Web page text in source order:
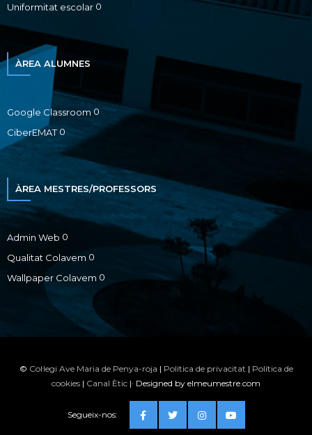
Uniformitat escolar 0
ÀREA ALUMNES
Google Classroom 0
CiberEMAT0
ÀREA MESTRES/PROFESSORS
Admin Web 0
Qualitat Colavem 0
Wallpaper Colavem 0
© Col·legi Ave Maria de Penya-roja | Política de privacitat | Política de
cookies | Canal Ètic |· Designed by elmeumestre.com
Segueix-nos: